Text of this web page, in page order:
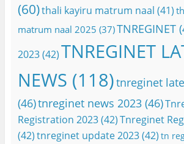
(60)thali kayiru matrum naal (41)
matrum naal 2025 (37)TNREGINET
2023(42)TNREGINET
NEWS (118)tnreginet
(46)tnreginet news 2023(46)
Registration 2023(42)Tnreginet
(42)tnreginet update 2023(42) tn